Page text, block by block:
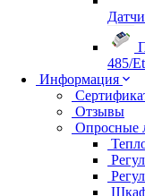
485/
Информация
Отзывы
Опросные